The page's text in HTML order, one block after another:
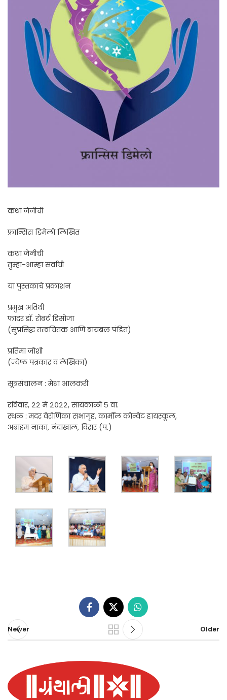
कथा जेनीची
फ्रान्सिस डिमेलो लिखित
कथा जेनीची
तुम्हा-आम्हा सर्वांची
या पुस्तकाचे प्रकाशन
प्रमुख अतिथी
फादर डॉ. रोबर्ट डिसोजा
(सुप्रसिद्ध तत्वचिंतक आणि बायबल पंडित)
प्रतिमा जोशी
(ज्येष्ठ पत्रकार व लेखिका)
सूत्रसंचालन : मेधा आलकरी
रविवार, २२ मे २०२२, सायंकाळी ५ वा.
स्थळ : मदर वेरोणिका सभागृह, कार्मोल कोन्वेंट हायस्कूल,
अब्राहम नाका, नंदाखाल, विरार (प.)
Newer Older